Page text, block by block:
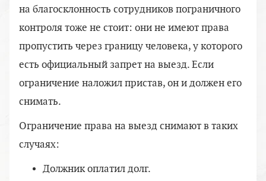
на благосклонность сотрудников пограничного
контроля тоже не стоит: они не имеют права
пропустить через границу человека, у которого
есть официальный запрет на выезд. Если
ограничение наложил пристав, он и должен его
снимать.
Ограничение права на выезд снимают в таких
случаях:
Должник оплатил долг.